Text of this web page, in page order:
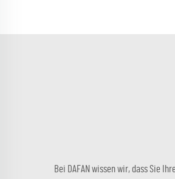
Bei DAFAN wissen wir, dass Sie